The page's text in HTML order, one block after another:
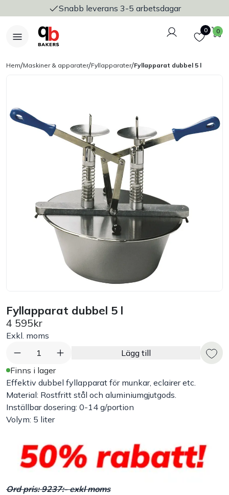
Snabb leverans 3-5 arbetsdagar
Logga in
Favoriter
0 0
Bakers Pureline
Bageriplåtar & bakformar
Stickvagnar & transport
Utensilier
Råvaruhantering & lagring
Arbetskläder
Plåtbyte
Monin
Hem/Maskiner & apparater/Fyllapparater/Fyllapparat dubbel 5 l
Fyllapparat dubbel 5 l
4 595kr
Exkl. moms
1
Lägg till
Finns i lager
Effektiv dubbel fyllapparat för munkar, eclairer etc.
Material: Rostfritt stål och aluminiumgjutgods.
Inställbar dosering: 0-14 g/portion
Volym: 5 liter
Ord pris: 9237:- exkl moms